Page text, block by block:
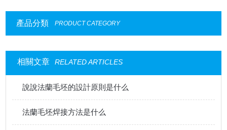
產品分類 PRODUCT CATEGORY
相關文章 RELATED ARTICLES
說說法蘭毛坯的設計原則是什么
法蘭毛坯焊接方法是什么